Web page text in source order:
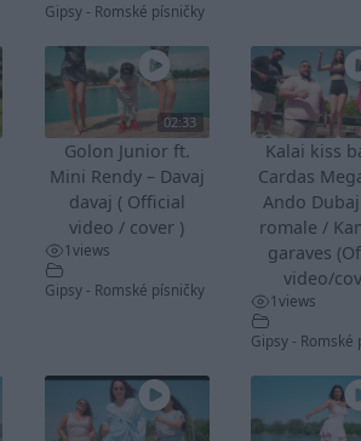
Gipsy - Romské písničky
02:33
Golon Junior ft.
Mini Rendy – Davaj
davaj ( Official
video / cover )
1views
Gipsy - Romské písničky
Kalai kiss
Cardas
Ando
romale /
garaves
video/
1views
Gipsy - Romské